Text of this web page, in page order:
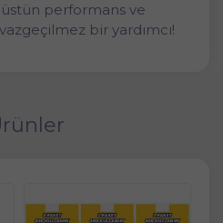
performans ve
bir yardımcı!